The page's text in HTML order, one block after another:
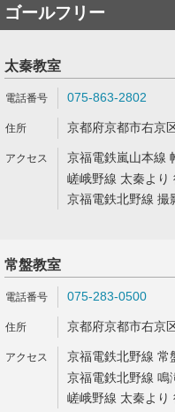
ゴールフリー
太秦教室
075-863-2802
京都府京都市右京
京福電鉄嵐山本線
嵯峨野線 太秦より
京福電鉄北野線 撮
常盤教室
075-283-0500
京都府京都市右京
京福電鉄北野線 常
京福電鉄北野線 鳴
嵯峨野線 太秦より